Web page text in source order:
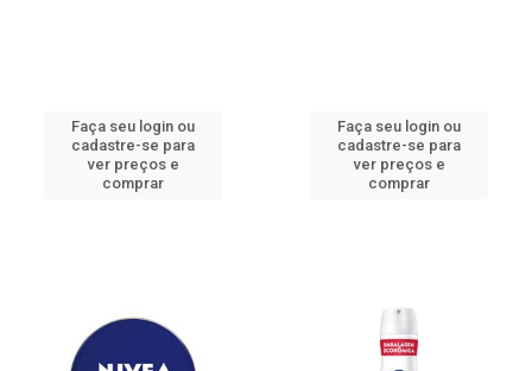
Faça seu login ou
cadastre-se para
ver preços e
comprar
Faça seu login ou
cadastre-se para
ver preços e
comprar